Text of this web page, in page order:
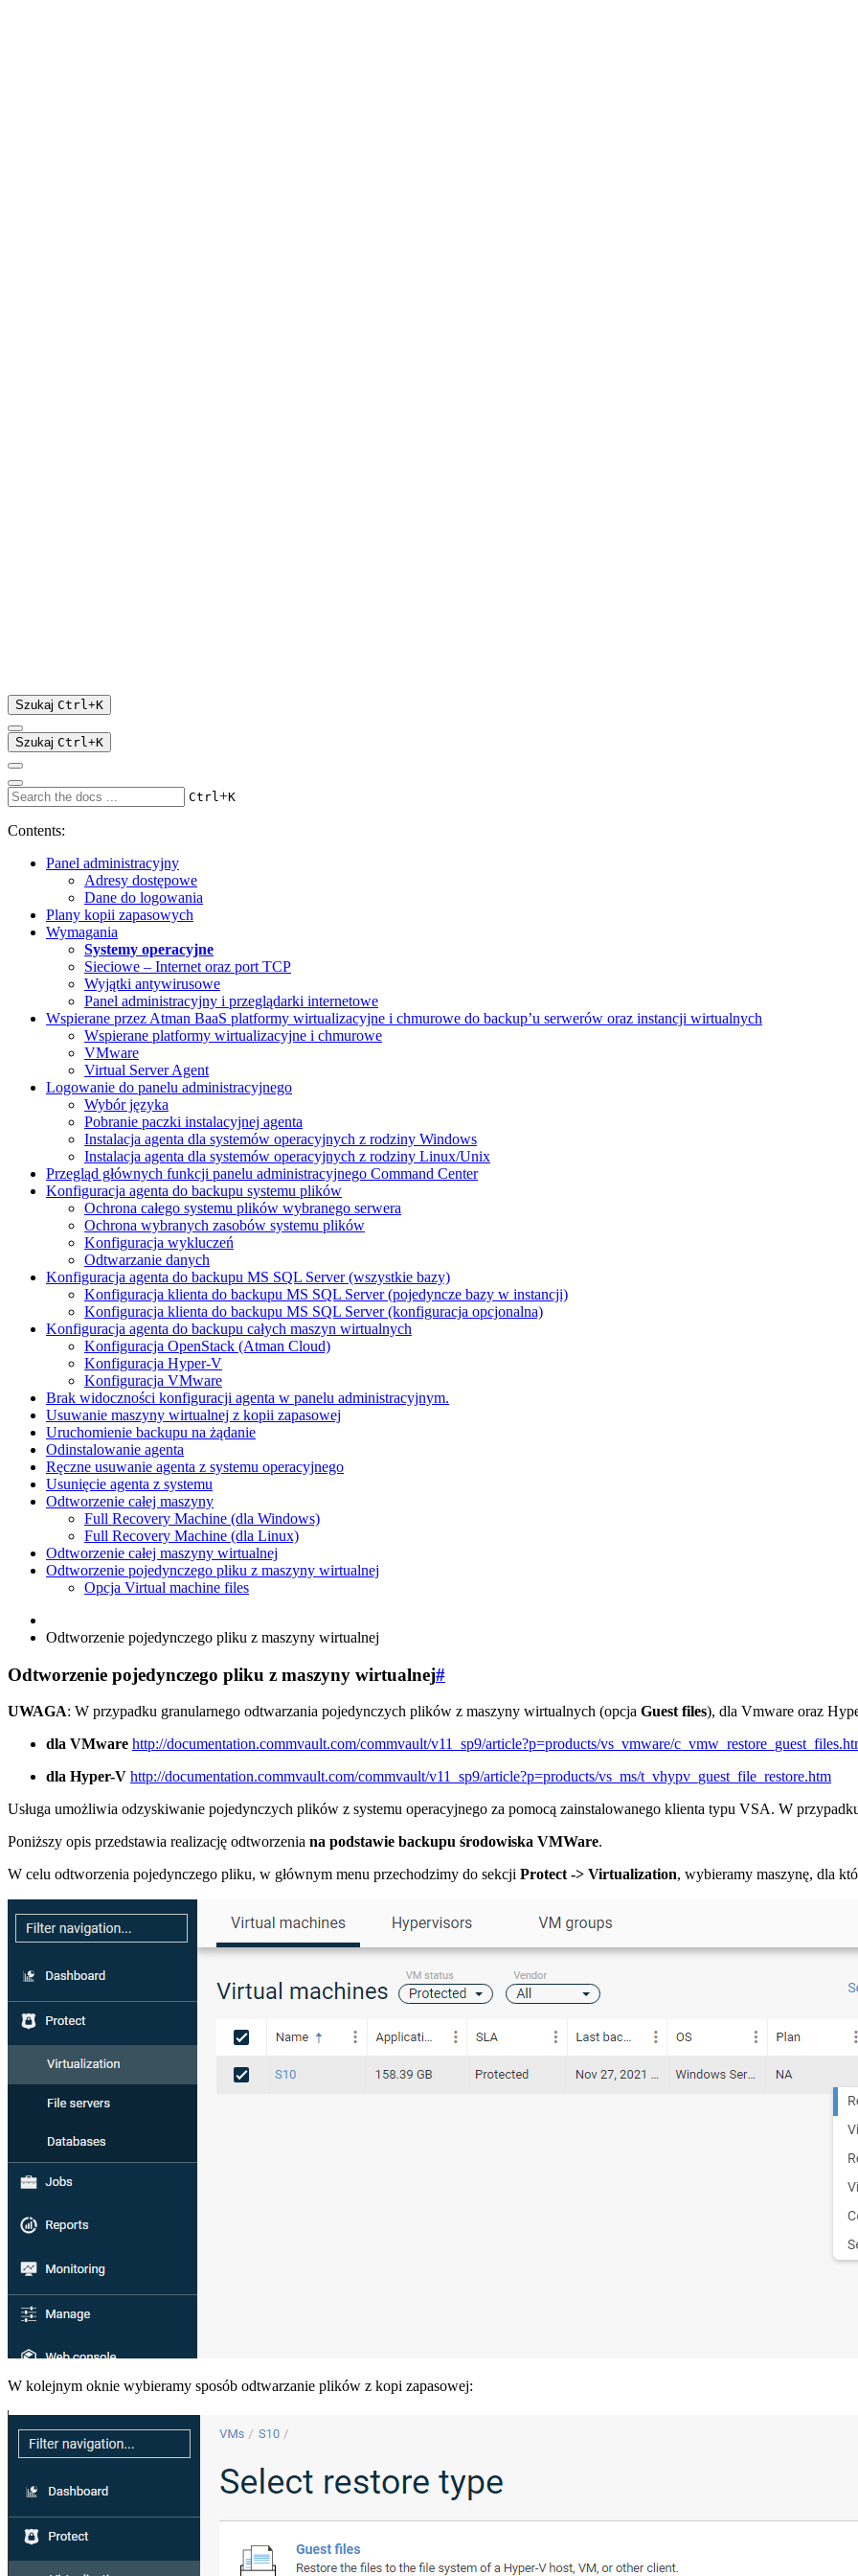
Szukaj Ctrl+K
Szukaj Ctrl+K
Ctrl+K
Contents:
Panel administracyjny
Adresy dostępowe
Dane do logowania
Plany kopii zapasowych
Wymagania
Systemy operacyjne
Sieciowe – Internet oraz port TCP
Wyjątki antywirusowe
Panel administracyjny i przeglądarki internetowe
Wspierane przez Atman BaaS platformy wirtualizacyjne i chmurowe do backup’u serwerów oraz instancji wirtualnych
Wspierane platformy wirtualizacyjne i chmurowe
VMware
Virtual Server Agent
Logowanie do panelu administracyjnego
Wybór języka
Pobranie paczki instalacyjnej agenta
Instalacja agenta dla systemów operacyjnych z rodziny Windows
Instalacja agenta dla systemów operacyjnych z rodziny Linux/Unix
Przegląd głównych funkcji panelu administracyjnego Command Center
Konfiguracja agenta do backupu systemu plików
Ochrona całego systemu plików wybranego serwera
Ochrona wybranych zasobów systemu plików
Konfiguracja wykluczeń
Odtwarzanie danych
Konfiguracja agenta do backupu MS SQL Server (wszystkie bazy)
Konfiguracja klienta do backupu MS SQL Server (pojedyncze bazy w instancji)
Konfiguracja klienta do backupu MS SQL Server (konfiguracja opcjonalna)
Konfiguracja agenta do backupu całych maszyn wirtualnych
Konfiguracja OpenStack (Atman Cloud)
Konfiguracja Hyper-V
Konfiguracja VMware
Brak widoczności konfiguracji agenta w panelu administracyjnym.
Usuwanie maszyny wirtualnej z kopii zapasowej
Uruchomienie backupu na żądanie
Odinstalowanie agenta
Ręczne usuwanie agenta z systemu operacyjnego
Usunięcie agenta z systemu
Odtworzenie całej maszyny
Full Recovery Machine (dla Windows)
Full Recovery Machine (dla Linux)
Odtworzenie całej maszyny wirtualnej
Odtworzenie pojedynczego pliku z maszyny wirtualnej
Opcja Virtual machine files
Odtworzenie pojedynczego pliku z maszyny wirtualnej
Odtworzenie pojedynczego pliku z maszyny wirtualnej#
UWAGA: W przypadku granularnego odtwarzania pojedynczych plików z maszyny wirtualnych (opcja Guest files), dla Vmware oraz
dla VMware http://documentation.commvault.com/commvault/v11_sp9/article?p=products/vs_vmware/
dla Hyper-V http://documentation.commvault.com/commvault/v11_sp9/article?p=products/vs_ms/t_vhypv_guest_file_restore.htm
Usługa umożliwia odzyskiwanie pojedynczych plików z systemu operacyjnego za pomocą zainstalowanego klienta typu VSA. W
Poniższy opis przedstawia realizację odtworzenia na podstawie backupu środowiska VMWare.
W celu odtworzenia pojedynczego pliku, w głównym menu przechodzimy do sekcji Protect -> Virtualization, wybieramy maszynę, dla
W kolejnym oknie wybieramy sposób odtwarzanie plików z kopi zapasowej: